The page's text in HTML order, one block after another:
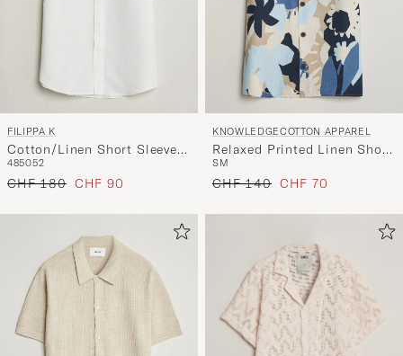
FILIPPA K
Cotton/Linen Short Sleeve
Shirt White
485052
Regulärer Preis
CHF 180 Reduzierter Preis
CHF 90
KNOWLEDGECOTTON APPAREL
Relaxed Printed Linen Short
Sleeve Shirt Blue
SM
Regulärer Preis
CHF 140 Reduzierter Preis
CHF 70